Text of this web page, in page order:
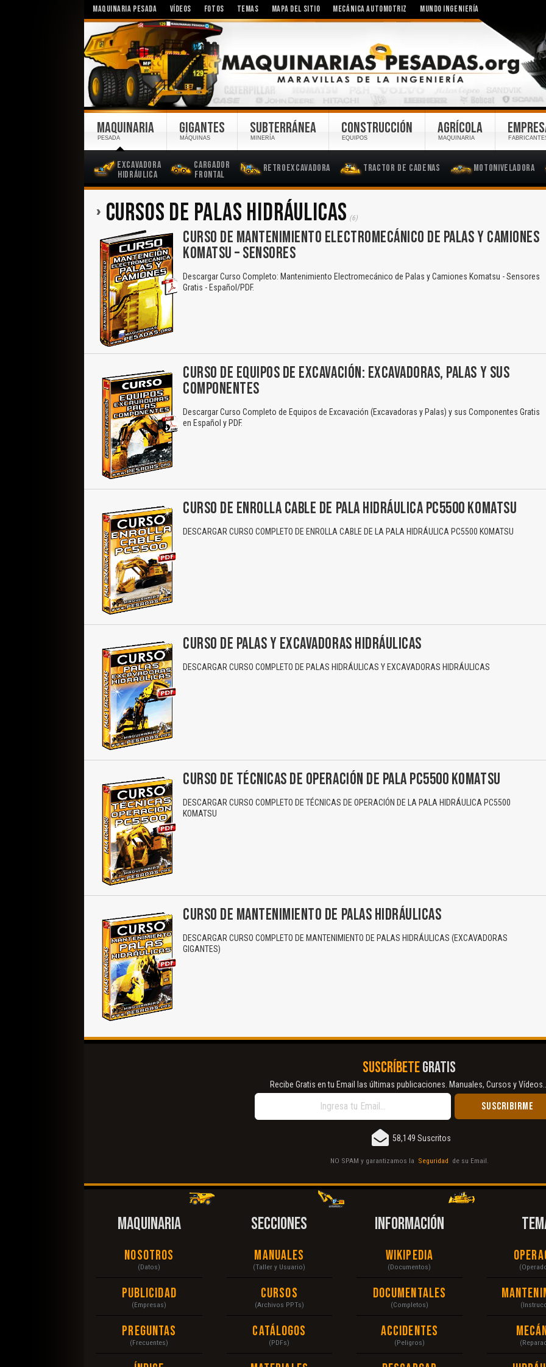
MAQUINARIA PESADA VÍDEOS FOTOS TEMAS MAPA DEL SITIO MECÁNICA AUTOMOTRIZ MUNDO INGENIERÍA
MAQUINARIA
PESADA
Excavadora
Hidráulica
Cargador
Frontal
Retroexcavadora Tractor de Cadenas Motoniveladora
GIGANTES
MÁQUINAS
SUBTERRÁNEA
MINERÍA
CONSTRUCCIÓN
EQUIPOS
AGRÍCOLA
MAQUINARIA
CURSOS DE PALAS HIDRÁULICAS (6)
CURSO DE MANTENIMIENTO ELECTROMECÁNICO DE PALAS Y CAMIONES
KOMATSU – SENSORES
Descargar Curso Completo: Mantenimiento Electromecánico de Palas y Camiones Komatsu - Sensores
Gratis - Español/PDF.
CURSO DE EQUIPOS DE EXCAVACIÓN: EXCAVADORAS, PALAS Y SUS
COMPONENTES
Descargar Curso Completo de Equipos de Excavación (Excavadoras y Palas) y sus Componentes Gratis
en Español y PDF.
CURSO DE ENROLLA CABLE DE PALA HIDRÁULICA PC5500 KOMATSU
DESCARGAR CURSO COMPLETO DE ENROLLA CABLE DE LA PALA HIDRÁULICA PC5500 KOMATSU
CURSO DE PALAS Y EXCAVADORAS HIDRÁULICAS
DESCARGAR CURSO COMPLETO DE PALAS HIDRÁULICAS Y EXCAVADORAS HIDRÁULICAS
CURSO DE TÉCNICAS DE OPERACIÓN DE PALA PC5500 KOMATSU
DESCARGAR CURSO COMPLETO DE TÉCNICAS DE OPERACIÓN DE LA PALA HIDRÁULICA PC5500
KOMATSU
CURSO DE MANTENIMIENTO DE PALAS HIDRÁULICAS
DESCARGAR CURSO COMPLETO DE MANTENIMIENTO DE PALAS HIDRÁULICAS (EXCAVADORAS
GIGANTES)
SUSCRÍBETEGRATIS
Recibe Gratis en tu Email las últimas publicaciones. Manuales, Cursos y
58,149 Suscritos
NO SPAM y garantizamos la Seguridad de su Email.
MAQUINARIA
Nosotros
(Datos)
Publicidad
(Empresas)
Preguntas
(Frecuentes)
SECCIONES
Manuales
(Taller y Usuario)
Cursos
(Archivos PPTs)
Catálogos
(PDFs)
INFORMACIÓN
Wikipedia
(Documentos)
Documentales
(Completos)
Accidentes
(Peligros)
No carga o no se visualiza el contenido.